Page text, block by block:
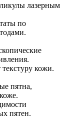
лазерным
по
кожи.
пятна,
пятен.